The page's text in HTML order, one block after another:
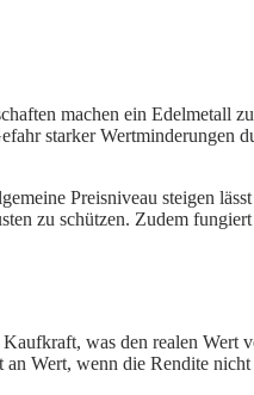
machen ein Edelmetall
starker Wertminderungen
Preisniveau steigen
zu schützen. Zudem
was den realen Wert
Wert, wenn die Rendite